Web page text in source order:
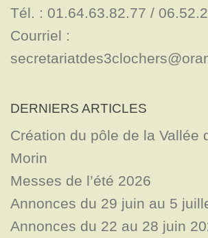
Tél. : 01.64.63.82.77 /
Courriel :
DERNIERS ARTICLES
Création du pôle de la Vallée
Morin
Messes de l’été 2026
Annonces du 29 juin au 5
Annonces du 22 au 28 juin